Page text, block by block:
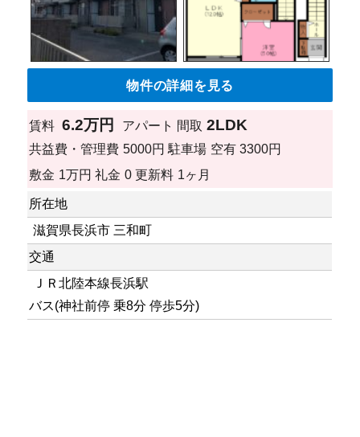
物件の詳細を見る
賃料 6.2万円 アパート 間取 2LDK
共益費・管理費 5000円 駐車場 空有 3300円
敷金 1万円 礼金 0 更新料 1ヶ月
所在地
滋賀県長浜市 三和町
交通
ＪＲ北陸本線長浜駅
バス(神社前停 乗8分 停歩5分)